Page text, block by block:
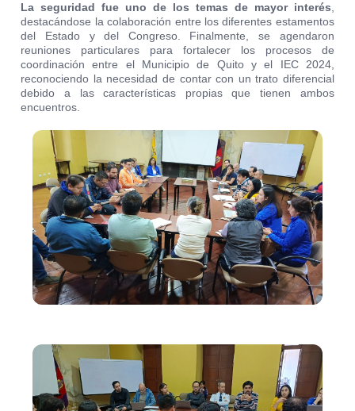
La seguridad fue uno de los temas de mayor interés
destacándose la colaboración entre los diferentes estamentos
del Estado y del Congreso. Finalmente, se agendaron
reuniones particulares para fortalecer los procesos de
coordinación entre el Municipio de Quito y el IEC 2024,
reconociendo la necesidad de contar con un trato diferencial
debido a las características propias que tienen ambos
encuentros.